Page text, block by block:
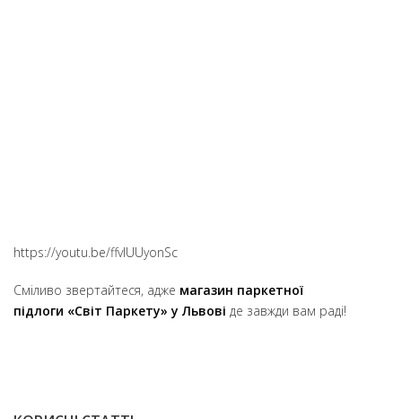
https://youtu.be/ffvIUUyonSc
Сміливо звертайтеся, адже магазин паркетної
підлоги «Світ Паркету» у Львові де завжди вам раді!